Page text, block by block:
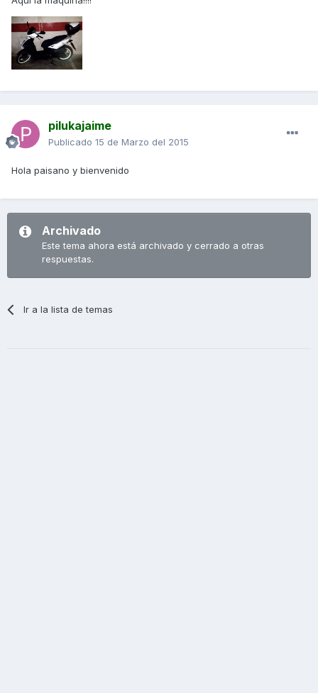
pilukajaime
Publicado 15 de Marzo del 2015
Hola paisano y bienvenido
Archivado
Este tema ahora está archivado y cerrado a otras
respuestas.
Ir a la lista de temas